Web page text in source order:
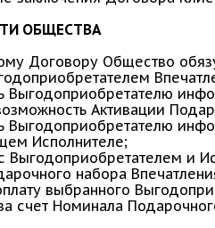
ОБЩЕСТВА
Договору Общество
Выгодоприобретателю
Активации
Выгодоприобретателю
Исполнителе;
с Выгодоприобретателем и
набора
выбранного
счет Номинала